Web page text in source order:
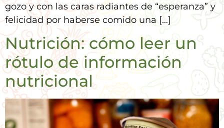
gozo y con las caras radiantes de “esperanza” y
felicidad por haberse comido una […]
Nutrición: cómo leer un
rótulo de información
nutricional